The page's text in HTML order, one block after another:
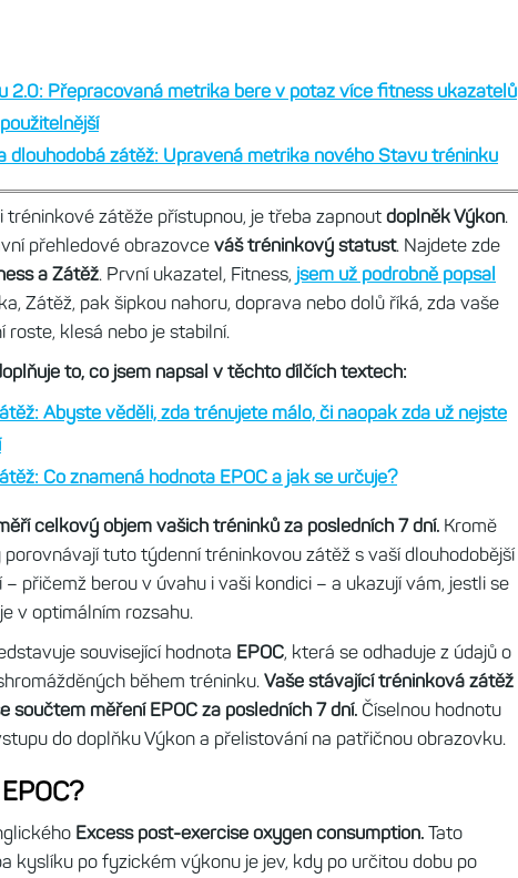
2.0: Přepracovaná metrika bere v potaz více fitness ukazatelů
dlouhodobá zátěž: Upravená metrika nového Stavu tréninku
zátěže přístupnou, je třeba zapnout doplněk Výkon.
přehledové obrazovceváš tréninkový statust. Najdete zde
a Zátěž. První ukazatel, Fitness, jsem už podrobně popsal
Zátěž, pak šipkou nahoru, doprava nebo dolů říká, zda vaše
roste, klesá nebo je stabilní.
to, co jsem napsal v těchto dílčích textech:
Abyste věděli, zda trénujete málo, či naopak zda už nejste
Co znamená hodnota EPOC a jak se určuje?
celkový objem vašich tréninků za posledních 7 dní. Kromě
tuto týdenní tréninkovou zátěž s vaší dlouhodobější
přičemž berou v úvahu i vaši kondici – a ukazují vám, jestli se
v optimálním rozsahu.
související hodnota EPOC, která se odhaduje z údajů o
během tréninku. Vaše stávající tréninková zátěž
součtem měření EPOC za posledních 7 dní. Číselnou hodnotu
do doplňku Výkon a přelistování na patřičnou obrazovku.
Excess post-exercise oxygen consumption. Tato
kyslíku po fyzickém výkonu je jev, kdy po určitou dobu po